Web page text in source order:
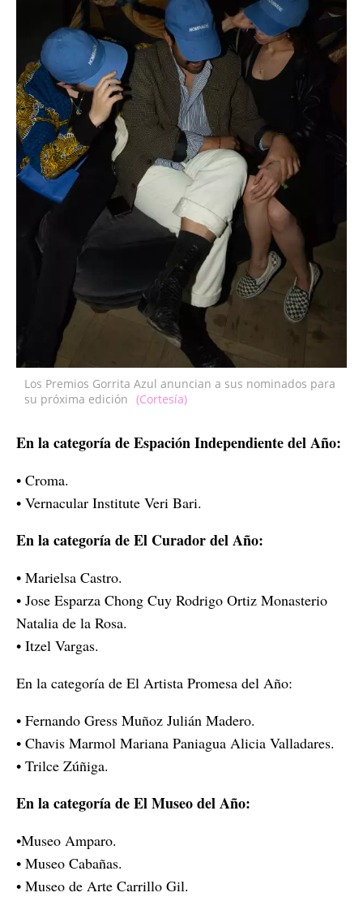
Los Premios Gorrita Azul anuncian a sus nominados para
su próxima edición (Cortesía)
En la categoría de Espación Independiente del Año:
• Croma.
• Vernacular Institute Veri Bari.
En la categoría de El Curador del Año:
• Marielsa Castro.
• Jose Esparza Chong Cuy Rodrigo Ortiz Monasterio
Natalia de la Rosa.
• Itzel Vargas.
En la categoría de El Artista Promesa del Año:
• Fernando Gress Muñoz Julián Madero.
• Chavis Marmol Mariana Paniagua Alicia Valladares.
• Trilce Zúñiga.
En la categoría de El Museo del Año:
•Museo Amparo.
• Museo Cabañas.
• Museo de Arte Carrillo Gil.